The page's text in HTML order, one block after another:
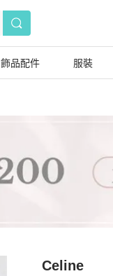
飾品配件 服裝
Celine